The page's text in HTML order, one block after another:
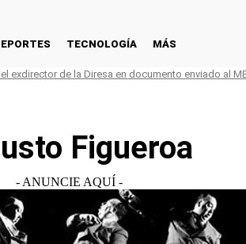
TECNOLOGÍA MÁS
exdirector de la Diresa en documento enviado al
Figueroa
- ANUNCIE AQUÍ -